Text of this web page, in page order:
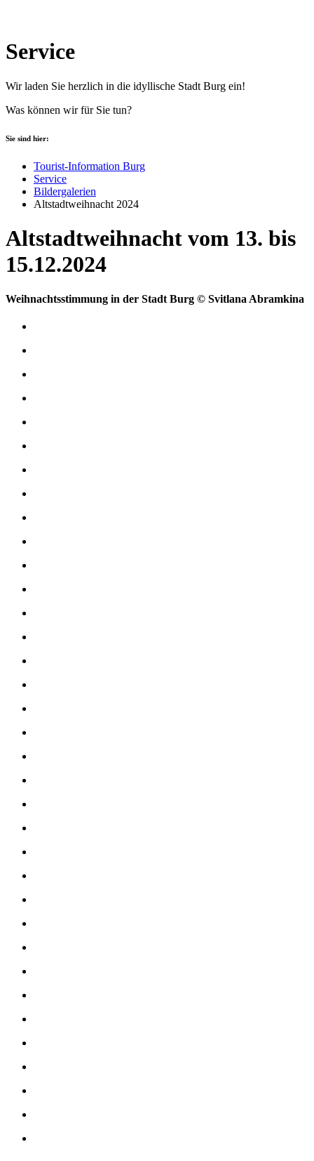
Service
Wir laden Sie herzlich in die idyllische Stadt Burg ein!
Was können wir für Sie tun?
Sie sind hier:
Tourist-Information Burg
Service
Bildergalerien
Altstadtweihnacht 2024
Altstadtweihnacht vom 13. bis
15.12.2024
Weihnachtsstimmung in der Stadt Burg © Svitlana Abramkina